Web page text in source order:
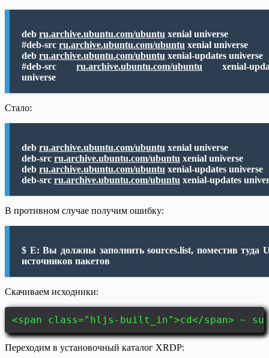
deb ru.archive.ubuntu.com/ubuntu xenial universe
#deb-src ru.archive.ubuntu.com/ubuntu xenial universe
deb ru.archive.ubuntu.com/ubuntu xenial-updates universe
#deb-src ru.archive.ubuntu.com/ubuntu xenial-
universe
Стало:
deb ru.archive.ubuntu.com/ubuntu xenial universe
deb-src ru.archive.ubuntu.com/ubuntu xenial universe
deb ru.archive.ubuntu.com/ubuntu xenial-updates universe
deb-src ru.archive.ubuntu.com/ubuntu xenial-updates
В противном случае получим ошибку:
$ E: Вы должны заполнить sources.list, поместив туда
источников пакетов
Скачиваем исходники:
<span class="hljs-built_in">cd</span> ~
Переходим в установочный каталог XRDP: